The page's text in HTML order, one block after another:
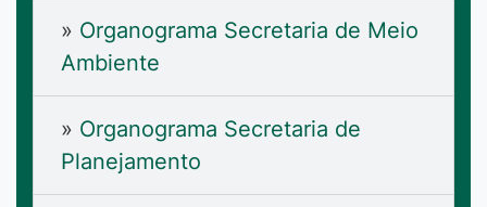
» Organograma Secretaria de Meio
Ambiente
» Organograma Secretaria de
Planejamento